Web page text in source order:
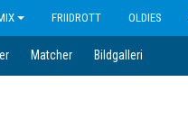
FRIIDROTT OLDIES
Matcher Bildgalleri